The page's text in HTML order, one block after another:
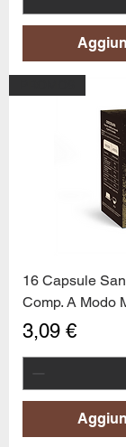
16 Capsule
Comp. A Modo
Prezzo
3,09 €